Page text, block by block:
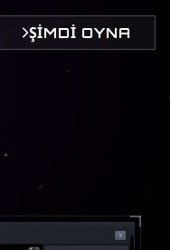
ŞİMDİ OYNA